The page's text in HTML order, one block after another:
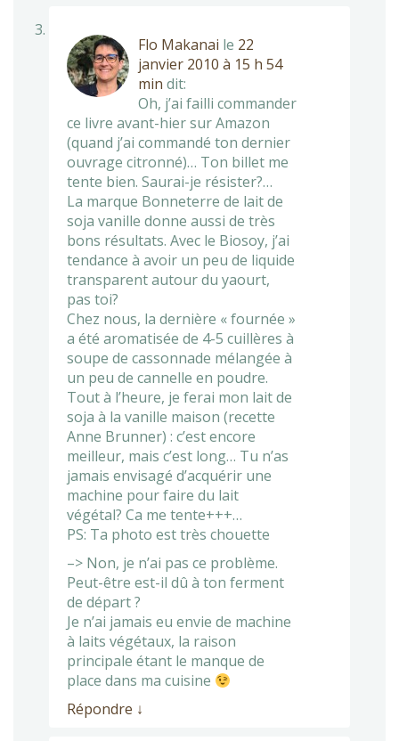
Flo Makanai le 22
janvier 2010 à 15 h 54
min dit:
Oh, j’ai failli commander
ce livre avant-hier sur Amazon
(quand j’ai commandé ton dernier
ouvrage citronné)… Ton billet me
tente bien. Saurai-je résister?…
La marque Bonneterre de lait de
soja vanille donne aussi de très
bons résultats. Avec le Biosoy, j’ai
tendance à avoir un peu de liquide
transparent autour du yaourt,
pas toi?
Chez nous, la dernière « fournée »
a été aromatisée de 4-5 cuillères à
soupe de cassonnade mélangée à
un peu de cannelle en poudre.
Tout à l’heure, je ferai mon lait de
soja à la vanille maison (recette
Anne Brunner) : c’est encore
meilleur, mais c’est long… Tu n’as
jamais envisagé d’acquérir une
machine pour faire du lait
végétal? Ca me tente+++…
PS: Ta photo est très chouette
–> Non, je n’ai pas ce problème.
Peut-être est-il dû à ton ferment
de départ ?
Je n’ai jamais eu envie de machine
à laits végétaux, la raison
principale étant le manque de
place dans ma cuisine
Répondre ↓